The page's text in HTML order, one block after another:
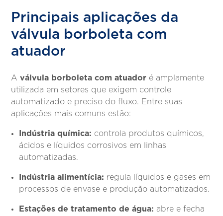
Principais aplicações da
válvula borboleta com
atuador
A válvula borboleta com atuador é amplamente
utilizada em setores que exigem controle
automatizado e preciso do fluxo. Entre suas
aplicações mais comuns estão:
Indústria química: controla produtos químicos,
ácidos e líquidos corrosivos em linhas
automatizadas.
Indústria alimentícia: regula líquidos e gases em
processos de envase e produção automatizados.
Estações de tratamento de água: abre e fecha